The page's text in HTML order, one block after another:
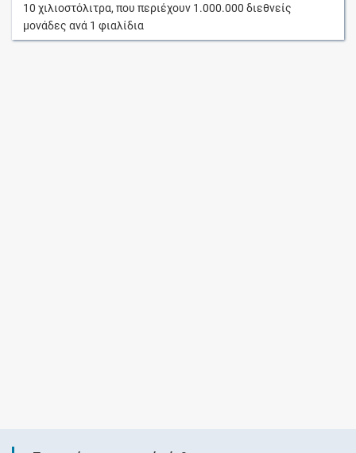
10 χιλιοστόλιτρα, που περιέχουν 1.000.000 διεθνείς
μονάδες ανά 1 φιαλίδια